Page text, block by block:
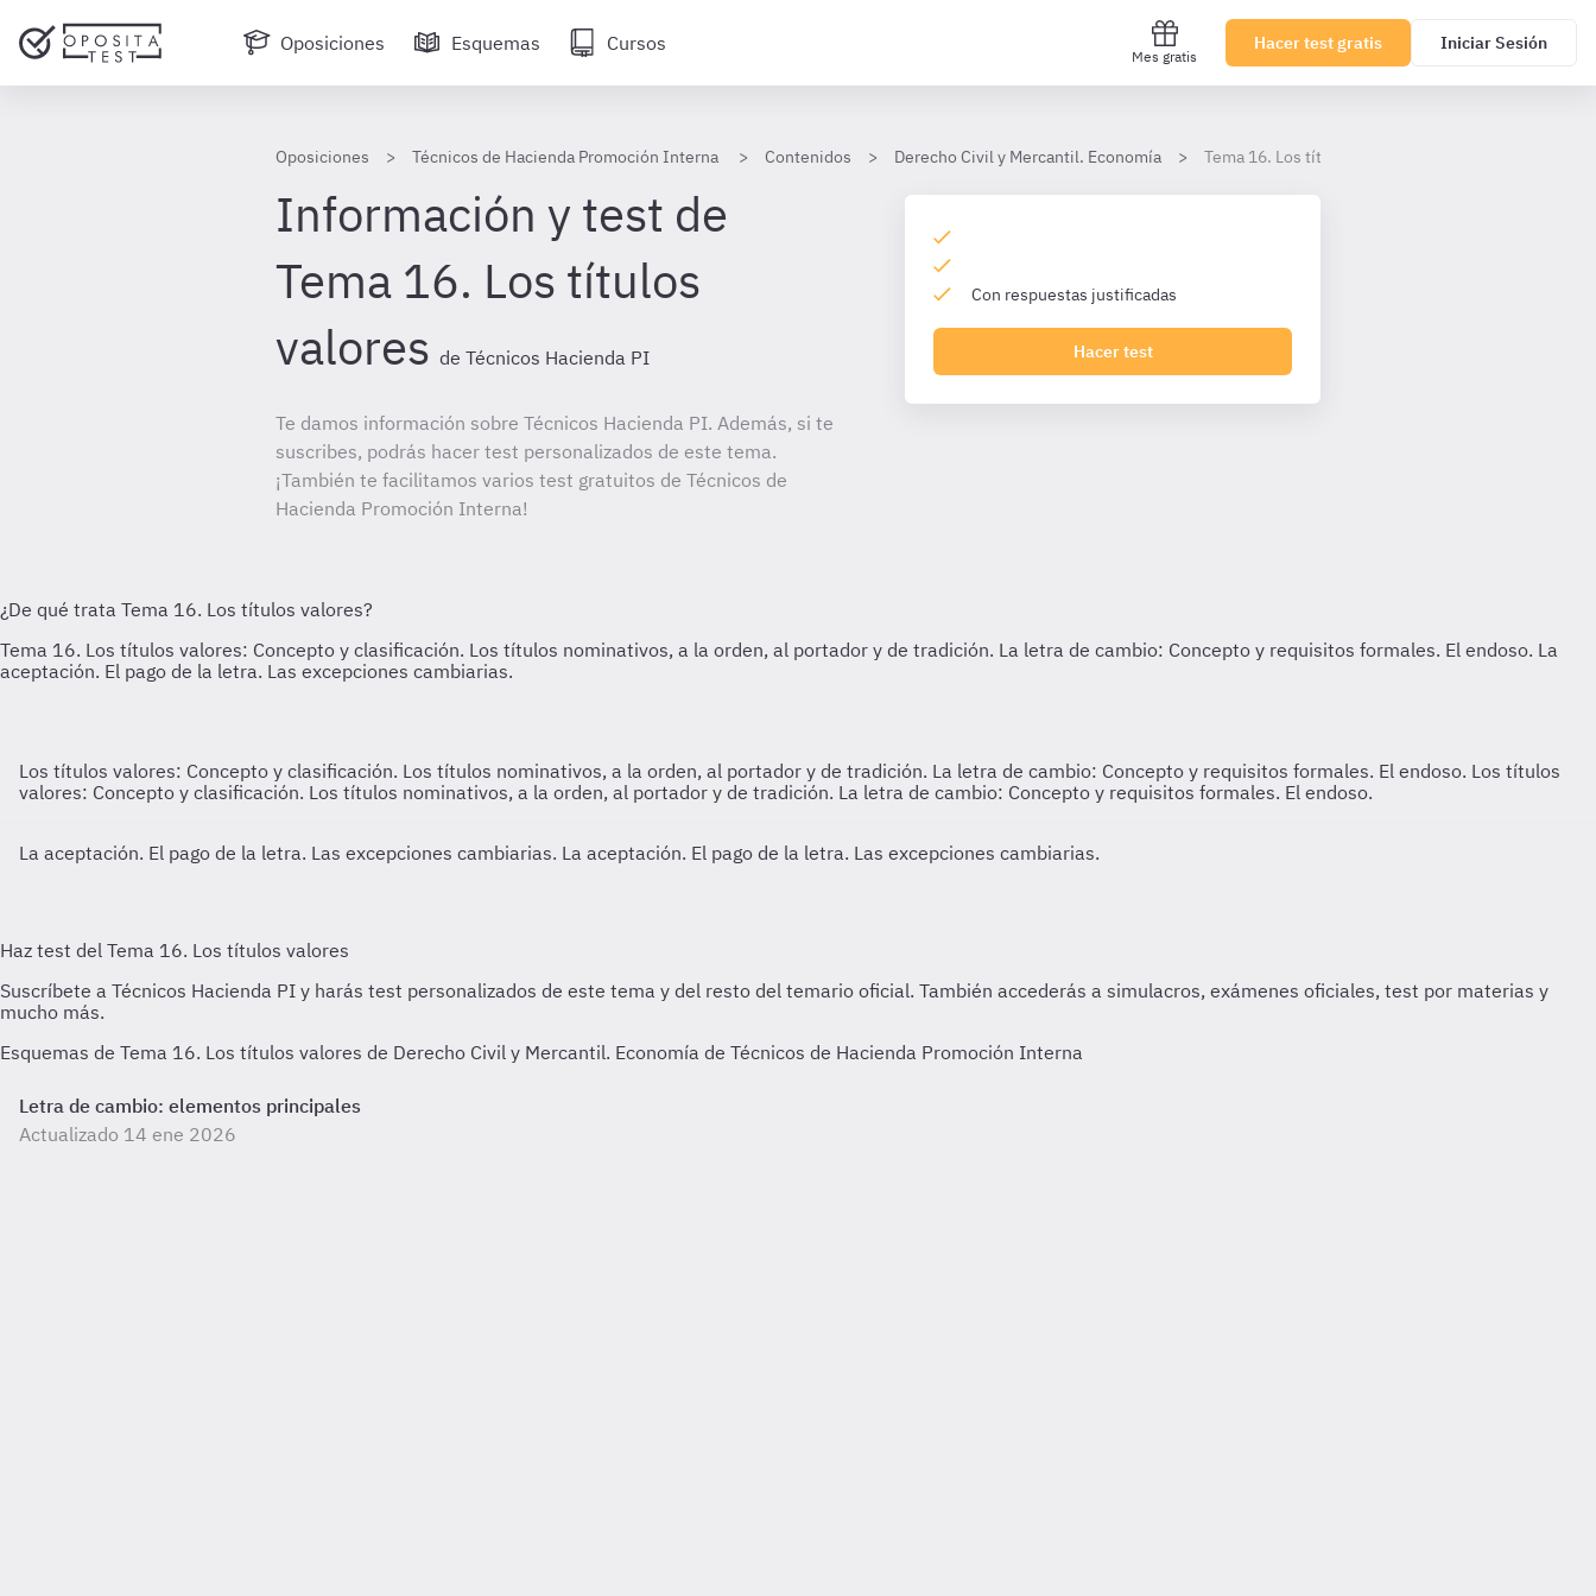
Oposiciones Esquemas Cursos
Mes gratis
Hacer test gratis Iniciar Sesión
Oposiciones Técnicos de Hacienda Promoción Interna Contenidos Derecho Civil y Mercantil. Economía Tema 16. Los títulos valores
Información y test de
Tema 16. Los títulos
valores de Técnicos Hacienda PI
Te damos información sobre Técnicos Hacienda PI. Además, si te
suscribes, podrás hacer test personalizados de este tema.
¡También te facilitamos varios test gratuitos de Técnicos de
Hacienda Promoción Interna!
Con respuestas justificadas
Hacer test
Los títulos valores: Concepto y clasificación. Los títulos nominativos, a la orden, al portador y de tradición. La letra de cambio: Concepto y requisitos formales. El endoso. Los títulos
valores: Concepto y clasificación. Los títulos nominativos, a la orden, al portador y de tradición. La letra de cambio: Concepto y requisitos formales. El endoso.
La aceptación. El pago de la letra. Las excepciones cambiarias. La aceptación. El pago de la letra. Las excepciones cambiarias.
Esquemas de Tema 16. Los títulos valores de Derecho Civil y Mercantil. Economía de Técnicos de Hacienda Promoción Interna
Letra de cambio: elementos principales
Actualizado 14 ene 2026